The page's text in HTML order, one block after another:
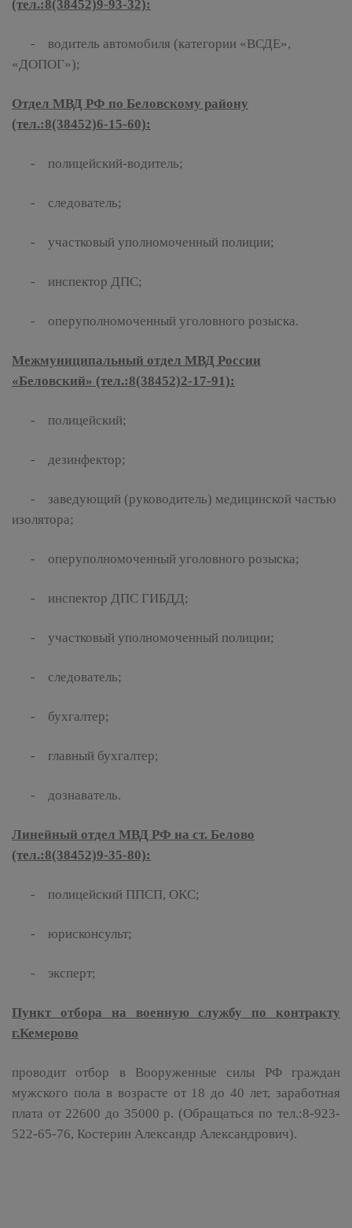
(тел.:8(38452)9-93-32):
- водитель автомобиля (категории «ВСДЕ»,
«ДОПОГ»);
Отдел МВД РФ по Беловскому району
(тел.:8(38452)6-15-60):
- полицейский-водитель;
- следователь;
- участковый уполномоченный полиции;
- инспектор ДПС;
- оперуполномоченный уголовного розыска.
Межмуниципальный отдел МВД России
«Беловский» (тел.:8(38452)2-17-91):
- полицейский;
- дезинфектор;
- заведующий (руководитель) медицинской частью
изолятора;
- оперуполномоченный уголовного розыска;
- инспектор ДПС ГИБДД;
- участковый уполномоченный полиции;
- следователь;
- бухгалтер;
- главный бухгалтер;
- дознаватель.
Линейный отдел МВД РФ на ст. Белово
(тел.:8(38452)9-35-80):
- полицейский ППСП, ОКС;
- юрисконсульт;
- эксперт;
Пункт отбора на военную службу по контракту
г.Кемерово
проводит отбор в Вооруженные силы РФ граждан
мужского пола в возрасте от 18 до 40 лет, заработная
плата от 22600 до 35000 р. (Обращаться по тел.:8-923-
522-65-76, Костерин Александр Александрович).